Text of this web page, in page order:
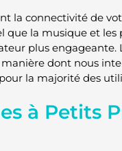
la connectivité de
la musique et les
plus engageante.
dont nous
la majorité des
à Petits